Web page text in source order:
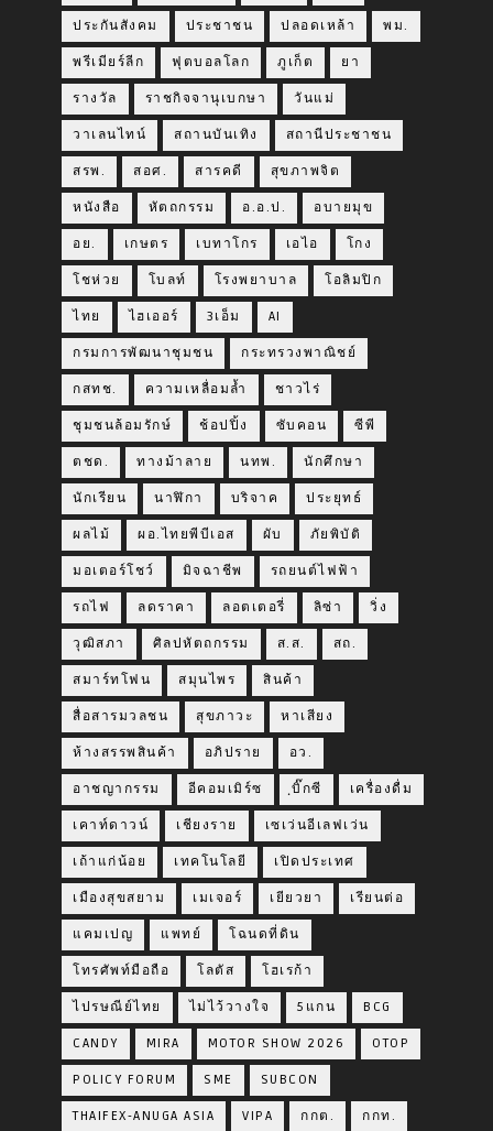
ประกันสังคม ประชาชน ปลอดเหล้า พม.
พรีเมียร์ลีก ฟุตบอลโลก ภูเก็ต ยา
รางวัล ราชกิจจานุเบกษา วันแม่
วาเลนไทน์ สถานบันเทิง สถานีประชาชน
สรพ. สอศ. สารคดี สุขภาพจิต
หนังสือ หัตถกรรม อ.อ.ป. อบายมุข
อย. เกษตร เบทาโกร เอไอ โกง
โชห่วย โบลท์ โรงพยาบาล โอลิมปิก
ไทย ไฮเออร์ 3เอ็ม AI
กรมการพัฒนาชุมชน กระทรวงพาณิชย์
กสทช. ความเหลื่อมล้ำ ชาวไร่
ชุมชนล้อมรักษ์ ช้อปปิ้ง ซับคอน ซีพี
ตชด. ทางม้าลาย นทพ. นักศึกษา
นักเรียน นาฬิกา บริจาค ประยุทธ์
ผลไม้ ผอ.ไทยพีบีเอส ผับ ภัยพิบัติ
มอเตอร์โชว์ มิจฉาชีพ รถยนต์ไฟฟ้า
รถไฟ ลดราคา ลอตเตอรี่ ลิซ่า วิ่ง
วุฒิสภา ศิลปหัตถกรรม ส.ส. สถ.
สมาร์ทโฟน สมุนไพร สินค้า
สื่อสารมวลชน สุขภาวะ หาเสียง
ห้างสรรพสินค้า อภิปราย อว.
อาชญากรรม อีคอมเมิร์ซ ฺบิ๊กซี เครื่องดื่ม
เคาท์ดาวน์ เชียงราย เซเว่นอีเลฟเว่น
เถ้าแก่น้อย เทคโนโลยี เปิดประเทศ
เมืองสุขสยาม เมเจอร์ เยียวยา เรียนต่อ
แคมเปญ แพทย์ โฉนดที่ดิน
โทรศัพท์มือถือ โลตัส โฮเรก้า
ไปรษณีย์ไทย ไม่ไว้วางใจ 5แกน BCG
CANDY MIRA MOTOR SHOW 2026 OTOP
POLICY FORUM SME SUBCON
THAIFEX-ANUGA ASIA VIPA กกต. กกท.